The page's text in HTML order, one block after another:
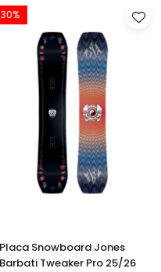
Placa Snowboard Jones
Barbati Tweaker Pro 25/26